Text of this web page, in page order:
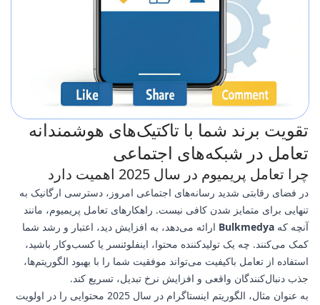
تقویت برند شما با تاکتیک‌های هوشمندانه
تعامل در شبکه‌های اجتماعی
چرا تعامل پریمیوم در سال 2025 اهمیت دارد
در فضای رقابتی شدید رسانه‌های اجتماعی امروز، دسترسی ارگانیک به
تنهایی برای متمایز شدن کافی نیست. راهکارهای تعامل پریمیوم، مانند
آنچه که Bulkmedya ارائه می‌دهد، به افزایش دید، اعتبار و رشد شما
کمک می‌کنند. چه یک تولیدکننده محتوا، اینفلوئنسر یا کسب‌وکار باشید،
استفاده از تعامل باکیفیت می‌تواند موفقیت شما را با بهبود الگوریتم‌ها،
جذب دنبال‌کنندگان واقعی و افزایش نرخ تبدیل، تسریع کند.
به عنوان مثال، الگوریتم اینستاگرام در سال 2025 محتوایی را در اولویت